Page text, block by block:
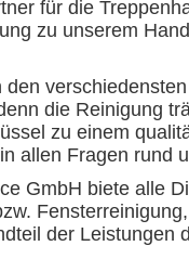
für die
zu unserem
die Reinigung
zu einem
allen Fragen rund
GmbH biete alle
der Leistungen